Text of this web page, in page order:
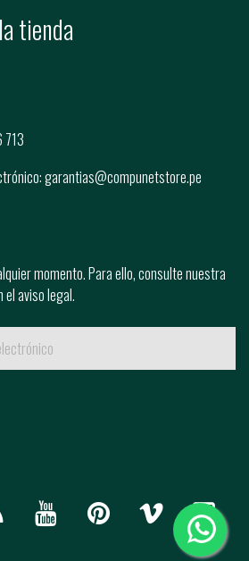
tienda
713
garantias@compunetstore.pe
momento. Para ello, consulte nuestra
aviso legal.